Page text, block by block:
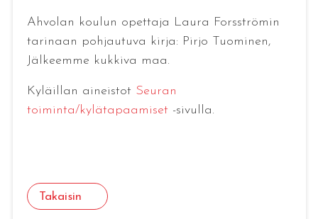
Ahvolan koulun opettaja Laura Forsströmin
tarinaan pohjautuva kirja: Pirjo Tuominen,
Jälkeemme kukkiva maa.
Kyläillan aineistot Seuran
toiminta/kylätapaamiset -sivulla.
Takaisin